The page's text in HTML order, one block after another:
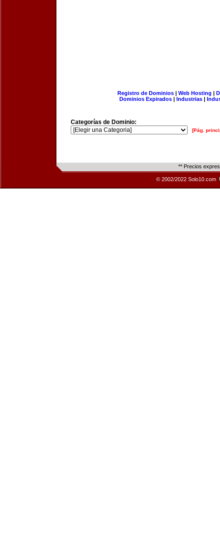
Registro de Dominios| Web Hosting |
Dominios Expirados | Industrias |
Categorías de Dominio:
[Pág.
** Precios
© 2002/2022 Solo10.com